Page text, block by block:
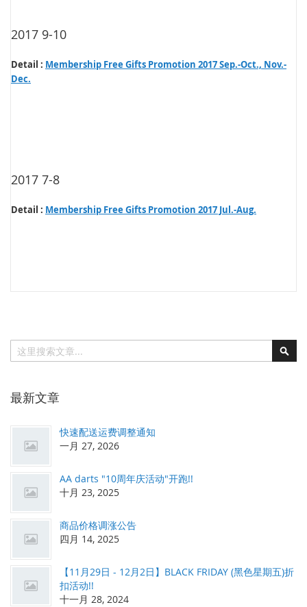
2017 9-10
Detail : Membership Free Gifts Promotion 2017 Sep.-Oct., Nov.-
Dec.
2017 7-8
Detail : Membership Free Gifts Promotion 2017 Jul.-Aug.
搜索
最新文章
快速配送运费调整通知
一月 27, 2026
AA darts "10周年庆活动"开跑!!
十月 23, 2025
商品价格调涨公告
四月 14, 2025
【11月29日 - 12月2日】BLACK FRIDAY (黑色星期五)折
扣活动!!
十一月 28, 2024